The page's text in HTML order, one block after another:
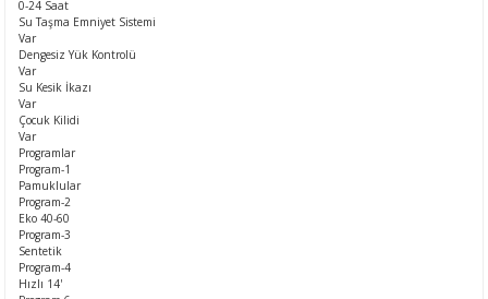
0-24 Saat
Su Taşma Emniyet Sistemi
Var
Dengesiz Yük Kontrolü
Var
Su Kesik İkazı
Var
Çocuk Kilidi
Var
Programlar
Program-1
Pamuklular
Program-2
Eko 40-60
Program-3
Sentetik
Program-4
Hızlı 14'